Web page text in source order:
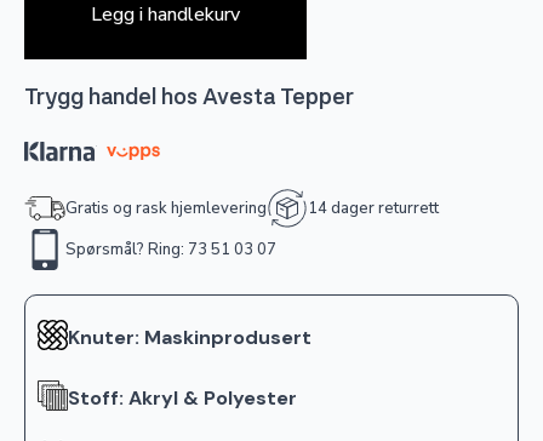
Legg i handlekurv
Trygg handel hos Avesta Tepper
Gratis og rask hjemlevering
14 dager returrett
Spørsmål? Ring: 73 51 03 07
Knuter: Maskinprodusert
Stoff: Akryl & Polyester